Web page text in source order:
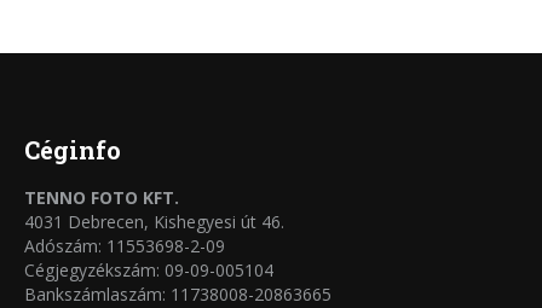
Céginfo
TENNO FOTO KFT.
4031 Debrecen, Kishegyesi út 46.
Adószám: 11553698-2-09
Cégjegyzékszám: 09-09-005104
Bankszámlaszám: 11738008-20863665